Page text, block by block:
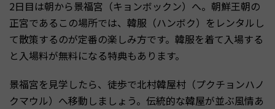
2日目は朝から景福宮（キョンボックン）へ。朝鮮王朝の
正宮であるこの場所では、韓服（ハンボク）をレンタルし
て散策するのが定番の楽しみ方です。韓服を着て入場する
と入場料が無料になる特典もあります。
景福宮を見学したら、徒歩で北村韓屋村（プクチョンハノ
クマウル）へ移動しましょう。伝統的な韓屋が並ぶ風情あ